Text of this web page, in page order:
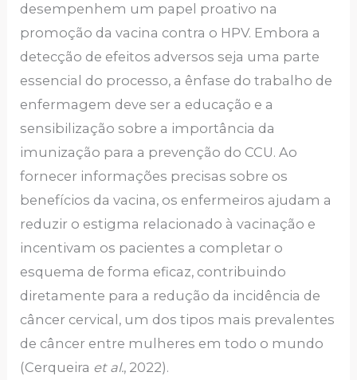
desempenhem um papel proativo na
promoção da vacina contra o HPV. Embora a
detecção de efeitos adversos seja uma parte
essencial do processo, a ênfase do trabalho de
enfermagem deve ser a educação e a
sensibilização sobre a importância da
imunização para a prevenção do CCU. Ao
fornecer informações precisas sobre os
benefícios da vacina, os enfermeiros ajudam a
reduzir o estigma relacionado à vacinação e
incentivam os pacientes a completar o
esquema de forma eficaz, contribuindo
diretamente para a redução da incidência de
câncer cervical, um dos tipos mais prevalentes
de câncer entre mulheres em todo o mundo
(Cerqueira et al., 2022).